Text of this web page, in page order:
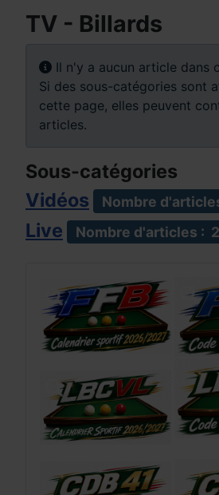
TV - Billards
Info
Il n'y a aucun article dans
Si des sous-catégories sont
cette page, elles peuvent
articles.
Sous-catégories
Vidéos
Nombre
Live Nombre d'articles : 2